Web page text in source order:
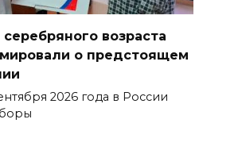
возраста
о предстоящем
2026 года в России